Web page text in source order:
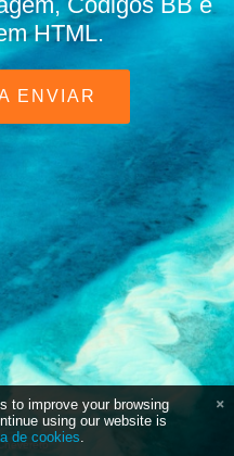
HTML.
ENVIAR
to improve your browsing
using our website is
de cookies.